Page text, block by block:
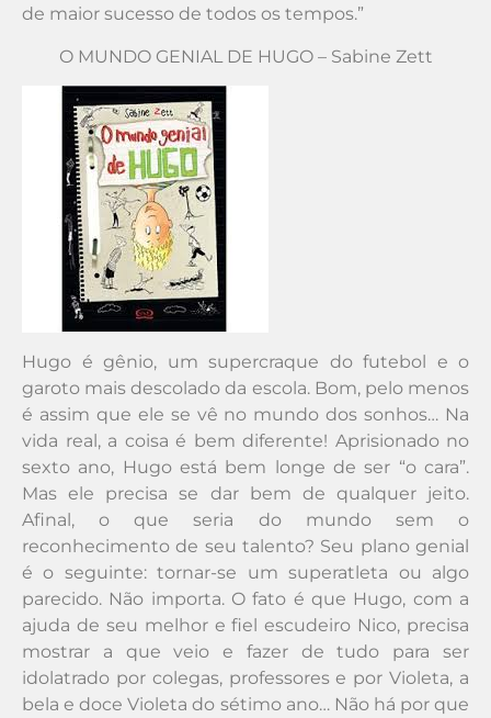
de maior sucesso de todos os tempos.”
O MUNDO GENIAL DE HUGO – Sabine Zett
Hugo é gênio, um supercraque do futebol e o
garoto mais descolado da escola. Bom, pelo menos
é assim que ele se vê no mundo dos sonhos… Na
vida real, a coisa é bem diferente! Aprisionado no
sexto ano, Hugo está bem longe de ser “o cara”.
Mas ele precisa se dar bem de qualquer jeito.
Afinal, o que seria do mundo sem o
reconhecimento de seu talento? Seu plano genial
é o seguinte: tornar-se um superatleta ou algo
parecido. Não importa. O fato é que Hugo, com a
ajuda de seu melhor e fiel escudeiro Nico, precisa
mostrar a que veio e fazer de tudo para ser
idolatrado por colegas, professores e por Violeta, a
bela e doce Violeta do sétimo ano… Não há por que